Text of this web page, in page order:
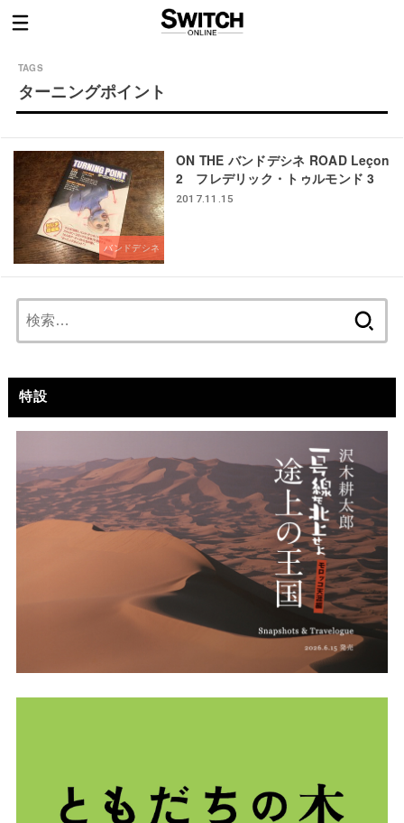
ターニングポイント
バンドデシネ
ON THE バンドデシネ ROAD Leçon
2 フレデリック・トゥルモンド 3
2017.11.15
特設